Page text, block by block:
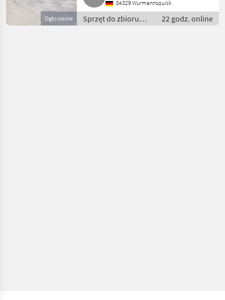
Ogłoszenie
84329 Wurmannsquick
Sprzęt do zbioru
siana i paszowy /
22 godz. online